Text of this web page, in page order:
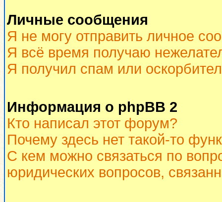
Личные сообщения
Я не могу отправить личное
Я всё время получаю
Я получил спам или
Информация о phpBB 2
Кто написал этот форум?
Почему здесь нет такой-то
С кем можно связаться по
юридических вопросов,